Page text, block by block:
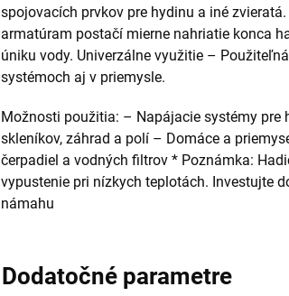
spojovacích prvkov pre hydinu a iné
armatúram postačí mierne nahriatie konca
úniku vody. Univerzálne využitie –
systémoch aj v priemysle.
Možnosti použitia: – Napájacie systémy
skleníkov, záhrad a polí – Domáce a
čerpadiel a vodných filtrov * Poznámka:
vypustenie pri nízkych teplotách. Investujte
námahu
Dodatočné parametre